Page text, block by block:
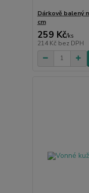
Dárkově balený
cm
259 Kč/ks
214 Kč bez DPH